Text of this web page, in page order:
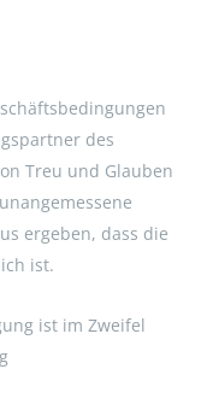
des
Treu und Glauben
ergeben, dass die
ist.
ist im Zweifel